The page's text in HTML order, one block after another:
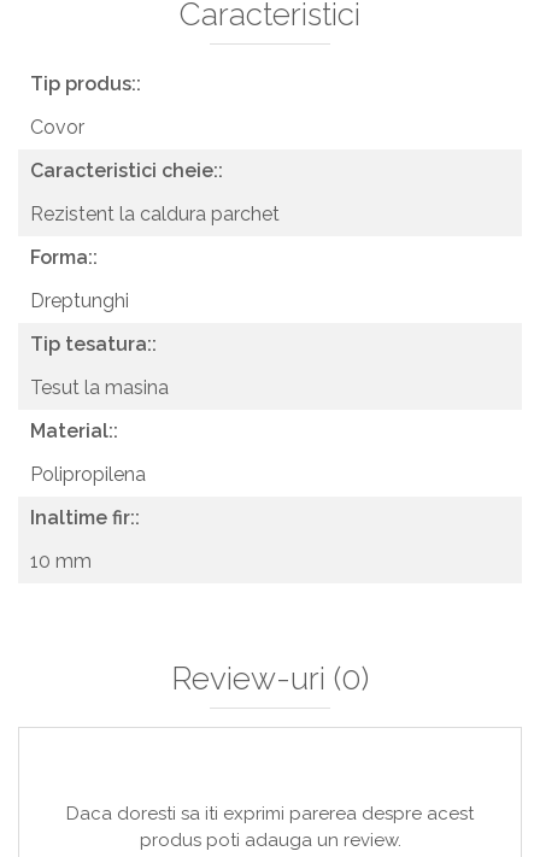
Caracteristici
Tip produs::
Covor
Caracteristici cheie::
Rezistent la caldura parchet
Forma::
Dreptunghi
Tip tesatura::
Tesut la masina
Material::
Polipropilena
Inaltime fir::
10 mm
Review-uri (0)
Daca doresti sa iti exprimi parerea despre acest
produs poti adauga un review.